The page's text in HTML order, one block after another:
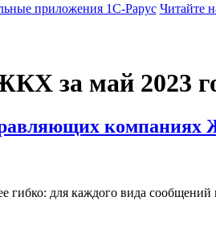
приложения 1С-Рарус Читайте
за май 2023
гибко: для каждого вида